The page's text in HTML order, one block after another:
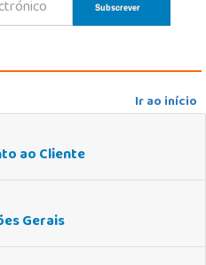
Ir ao início
ao Cliente
Gerais